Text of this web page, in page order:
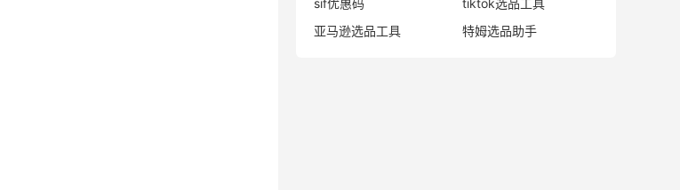
sif优惠码
tiktok选品工具
亚马逊选品工具
特姆选品助手